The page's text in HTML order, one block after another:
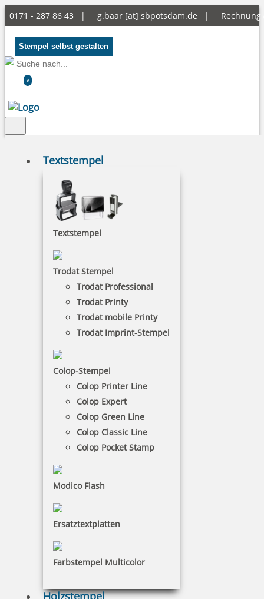
0171 - 287 86 43 | g.baar [at] sbpotsdam.de | Rechnung
Stempel selbst gestalten
0
Textstempel
Textstempel
Trodat Stempel
Trodat Professional
Trodat Printy
Trodat mobile Printy
Trodat Imprint-Stempel
Colop-Stempel
Colop Printer Line
Colop Expert
Colop Green Line
Colop Classic Line
Colop Pocket Stamp
Modico Flash
Ersatztextplatten
Farbstempel Multicolor
Holzstempel
Stempelhalter
NACH WUNSCHSTEMPEL FILTERN
€-
10 Artikel in der Kategorie
MAUL Acryl Stempelträger gerade für 4 Stempel